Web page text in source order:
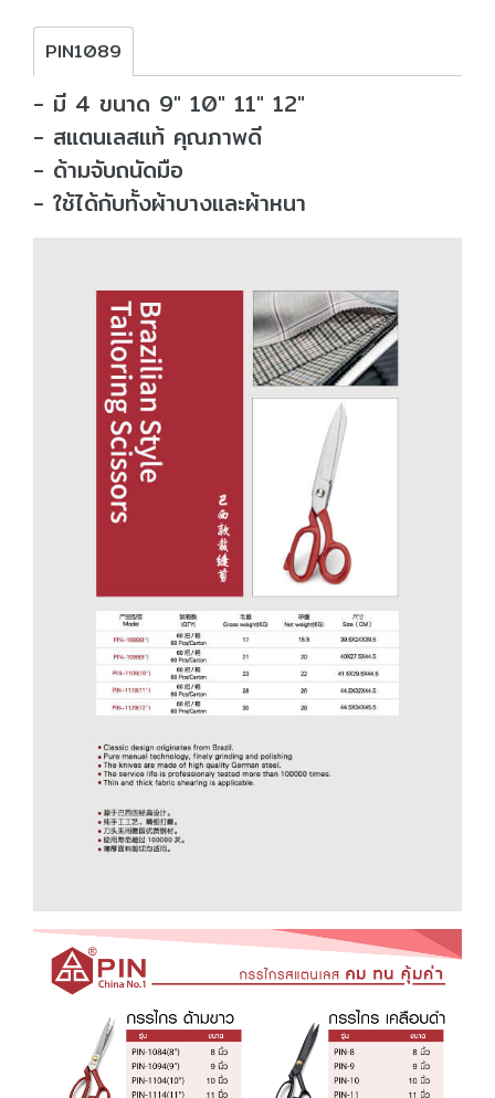
PIN1089
- มี 4 ขนาด 9" 10" 11" 12"
- สแตนเลสแท้ คุณภาพดี
- ด้ามจับถนัดมือ
- ใช้ได้กับทั้งผ้าบางและผ้าหนา